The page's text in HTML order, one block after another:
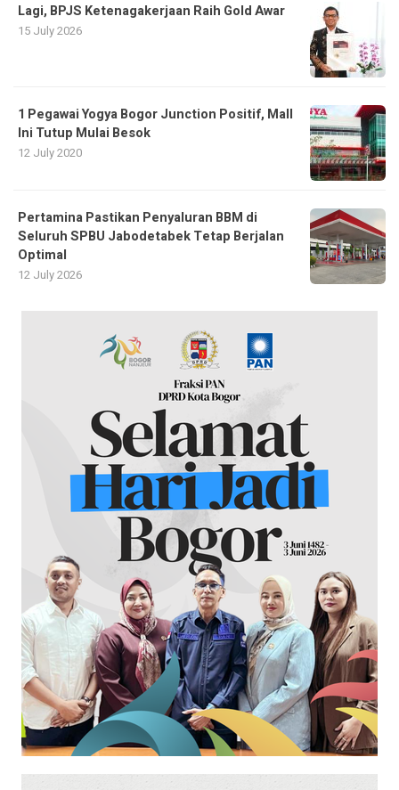
Lagi, BPJS Ketenagakerjaan Raih Gold Awar
15 July 2026
1 Pegawai Yogya Bogor Junction Positif, Mall
Ini Tutup Mulai Besok
12 July 2020
Pertamina Pastikan Penyaluran BBM di
Seluruh SPBU Jabodetabek Tetap Berjalan
Optimal
12 July 2026